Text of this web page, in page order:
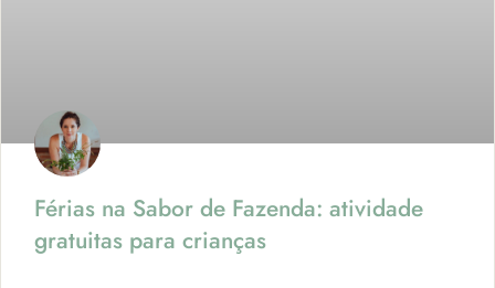
Férias na Sabor de Fazenda: atividade
gratuitas para crianças